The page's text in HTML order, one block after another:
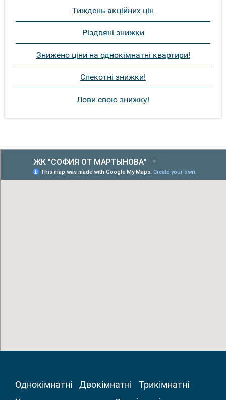
Тиждень акційних цін
Різдвяні знижки
Знижено ціни на однокімнатні квартири!
Спекотні знижки!
Лови свою знижку!
Однокімнатні Двокімнатні
Трикімнатні